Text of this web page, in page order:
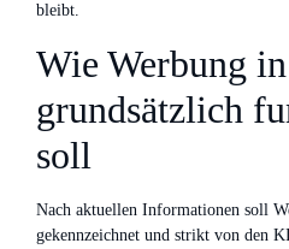
bleibt.
Wie Werbung
grundsätzlich
soll
Nach aktuellen Informationen soll
gekennzeichnet und strikt von den